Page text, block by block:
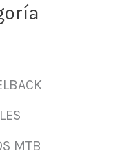
MTB